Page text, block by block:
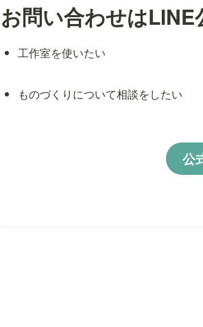
お問い合わせは
工作室を使いたい
ものづくりについて相談をしたい
公